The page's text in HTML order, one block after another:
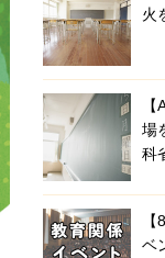
火
場
科
ベ